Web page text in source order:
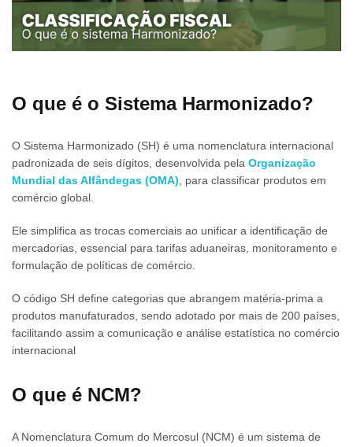
O que é o Sistema Harmonizado?
O Sistema Harmonizado (SH) é uma nomenclatura internacional
padronizada de seis dígitos, desenvolvida pela Organização
Mundial das Alfândegas (OMA) , para classificar produtos em
comércio global.
Ele simplifica as trocas comerciais ao unificar a identificação de
mercadorias, essencial para tarifas aduaneiras, monitoramento e
formulação de políticas de comércio.
O código SH define categorias que abrangem matéria-prima a
produtos manufaturados, sendo adotado por mais de 200 países,
facilitando assim a comunicação e análise estatística no comércio
internacional
O que é NCM?
A Nomenclatura Comum do Mercosul (NCM) é um sistema de